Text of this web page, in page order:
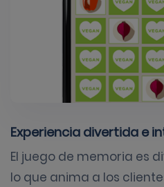
Experiencia divertida e
El juego de memoria es
lo que anima a los